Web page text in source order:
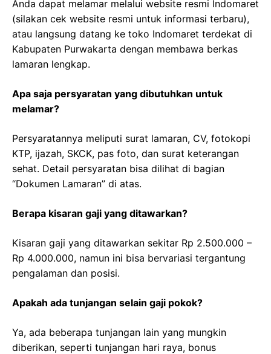
Anda dapat melamar melalui website resmi Indomaret
(silakan cek website resmi untuk informasi terbaru),
atau langsung datang ke toko Indomaret terdekat di
Kabupaten Purwakarta dengan membawa berkas
lamaran lengkap.
Apa saja persyaratan yang dibutuhkan untuk
melamar?
Persyaratannya meliputi surat lamaran, CV, fotokopi
KTP, ijazah, SKCK, pas foto, dan surat keterangan
sehat. Detail persyaratan bisa dilihat di bagian
“Dokumen Lamaran” di atas.
Berapa kisaran gaji yang ditawarkan?
Kisaran gaji yang ditawarkan sekitar Rp 2.500.000 –
Rp 4.000.000, namun ini bisa bervariasi tergantung
pengalaman dan posisi.
Apakah ada tunjangan selain gaji pokok?
Ya, ada beberapa tunjangan lain yang mungkin
diberikan, seperti tunjangan hari raya, bonus